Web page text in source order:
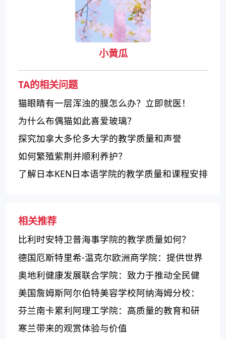
小黄瓜
TA的相关问题
猫眼睛有一层浑浊的膜怎么办？立即就医！
为什么布偶猫如此喜爱玻璃？
探究加拿大多伦多大学的教学质量和声誉
如何繁殖紫荆并顺利养护？
了解日本KEN日本语学院的教学质量和课程安排
相关推荐
比利时安特卫普海事学院的教学质量如何？
德国厄斯特里希-温克尔欧洲商学院：提供世界
一流的商业教育和就业机会
奥地利健康发展联合学院：致力于推动全民健
康发展
美国詹姆斯阿尔伯特美容学校阿纳海姆分校：
为学生提供优质教育和实践机会的选择
芬兰南卡累利阿理工学院：高质量的教育和研
究领域的专业课程提供者
寒兰带来的观赏体验与价值